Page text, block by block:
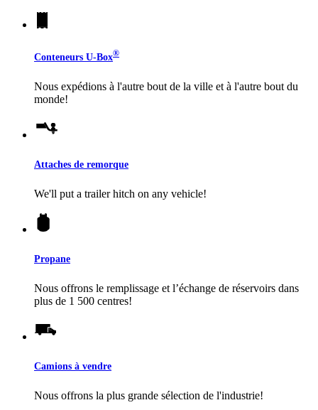
Conteneurs U-Box®
Nous expédions à l'autre bout de la ville et à l'autre bout du
monde!
Attaches de remorque
We'll put a trailer hitch on any vehicle!
Propane
Nous offrons le remplissage et l’échange de réservoirs dans
plus de 1 500 centres!
Camions à vendre
Nous offrons la plus grande sélection de l'industrie!